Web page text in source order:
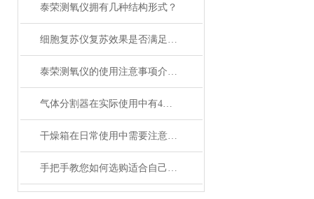
泰荣测氧仪拥有几种结构形式？
细胞复苏仪复苏效果是否满足您的实际要求？
泰荣测氧仪的使用注意事项介绍及操作规程
气体分割器在实际使用中有4大特性
干燥箱在日常使用中需要注意哪些事项？
手把手教您如何选购适合自己的日本加热板？